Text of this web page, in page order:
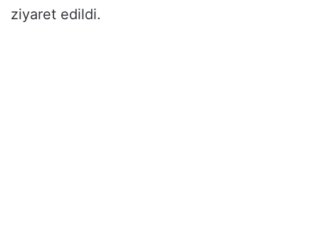
ziyaret edildi.